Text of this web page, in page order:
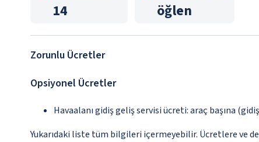
14 öğlen
Zorunlu Ücretler
Opsiyonel Ücretler
Havaalanı gidiş geliş servisi ücreti: araç başına
Yukarıdaki liste tüm bilgileri içermeyebilir. Ücretlere ve